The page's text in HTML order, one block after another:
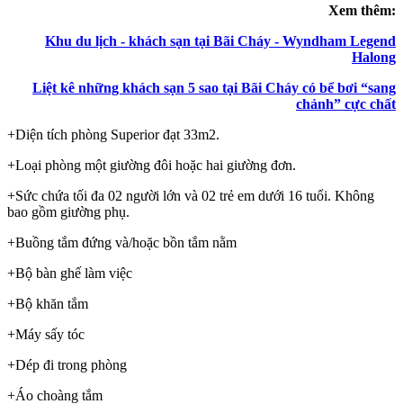
Xem thêm:
Khu du lịch - khách sạn tại Bãi Cháy - Wyndham Legend
Halong
Liệt kê những khách sạn 5 sao tại Bãi Cháy có bể bơi “sang
chảnh” cực chất
+Diện tích phòng Superior đạt 33m2.
+Loại phòng một giường đôi hoặc hai giường đơn.
+Sức chứa tối đa 02 người lớn và 02 trẻ em dưới 16 tuổi. Không
bao gồm giường phụ.
+Buồng tắm đứng và/hoặc bồn tắm nằm
+Bộ bàn ghế làm việc
+Bộ khăn tắm
+Máy sấy tóc
+Dép đi trong phòng
+Áo choàng tắm